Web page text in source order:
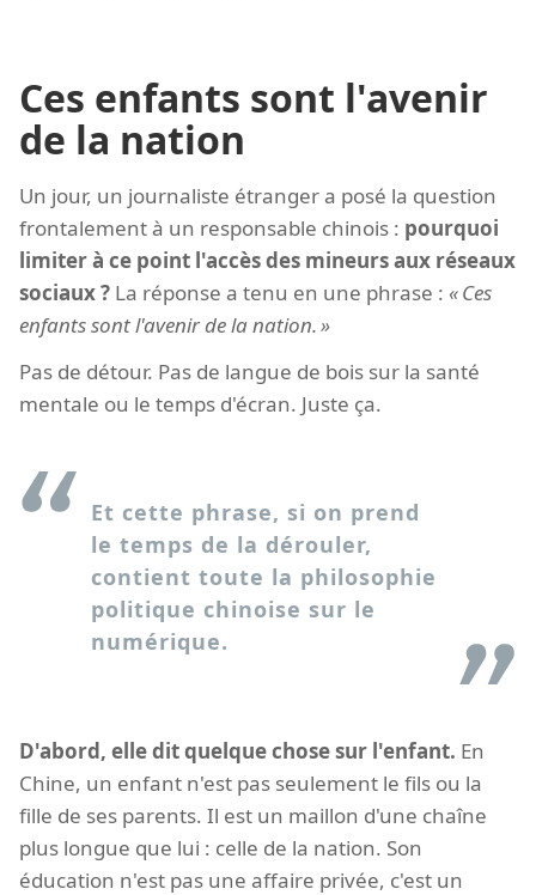
Ces enfants sont l'avenir
de la nation
Un jour, un journaliste étranger a posé la question
frontalement à un responsable chinois : pourquoi
limiter à ce point l'accès des mineurs aux réseaux
sociaux ? La réponse a tenu en une phrase :
Ces
enfants sont l'avenir de la nation.
Pas de détour. Pas de langue de bois sur la santé
mentale ou le temps d'écran. Juste ça.
Et cette phrase, si on prend
le temps de la dérouler,
contient toute la philosophie
politique chinoise sur le
numérique.
D'abord, elle dit quelque chose sur l'enfant. En
Chine, un enfant n'est pas seulement le fils ou la
fille de ses parents. Il est un maillon d'une chaîne
plus longue que lui : celle de la nation. Son
éducation n'est pas une affaire privée, c'est un